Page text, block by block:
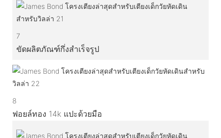
7
ขัดผลิตภัณฑ์กึ่งสำเร็จรูป
8
ฟอยล์ทอง 14k แปะด้วยมือ